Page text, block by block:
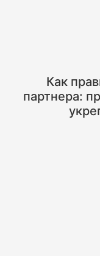
Как
партнера: